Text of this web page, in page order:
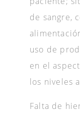
de sangre,
uso de
en el
los niveles
Falta de